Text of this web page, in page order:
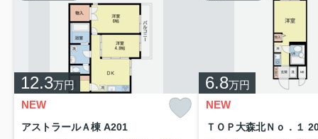
12.3万円
NEW
アストラールＡ棟 A201
6.8万円
NEW
ＴＯＰ大森北Ｎｏ．１